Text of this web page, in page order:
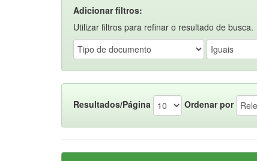
Adicionar filtros:
Utilizar filtros para refinar o resultado de busca.
Resultados/Página Ordenar por